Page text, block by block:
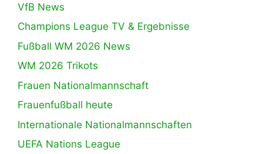
VfB News
Champions League TV & Ergebnisse
Fußball WM 2026 News
WM 2026 Trikots
Frauen Nationalmannschaft
Frauenfußball heute
Internationale Nationalmannschaften
UEFA Nations League